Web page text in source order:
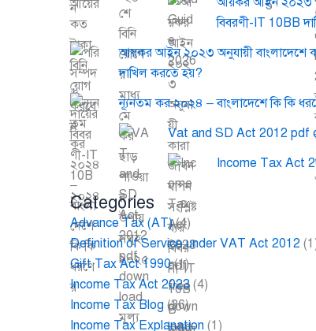
বিবরণী-IT 10BB
আয়কর আইন ২০২৩ অনুযায়ী বাংলাদেশে
দাখিল করতে হয়?
ন্যূনতম কর ২০২৪ – বাংলাদেশে কি কি
Vat and SD Act 2012 pdf
Income Tax Act
Categories
Advance Tax (AT)(4)
Definition of Service under VAT Act 2012
Gift Tax Act 1990(1)
Income Tax Act 2023 (4)
Income Tax Blog (36)
Income Tax Explanation (1)